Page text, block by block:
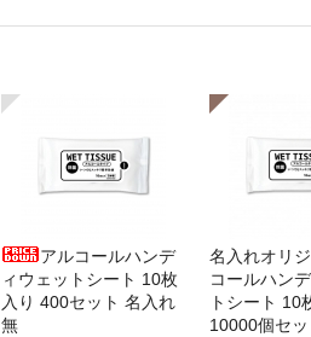
アルコールハンデ
ィウェットシート 10枚
入り 400セット 名入れ
無
名入れオリ
コールハン
トシート 10
10000個セ